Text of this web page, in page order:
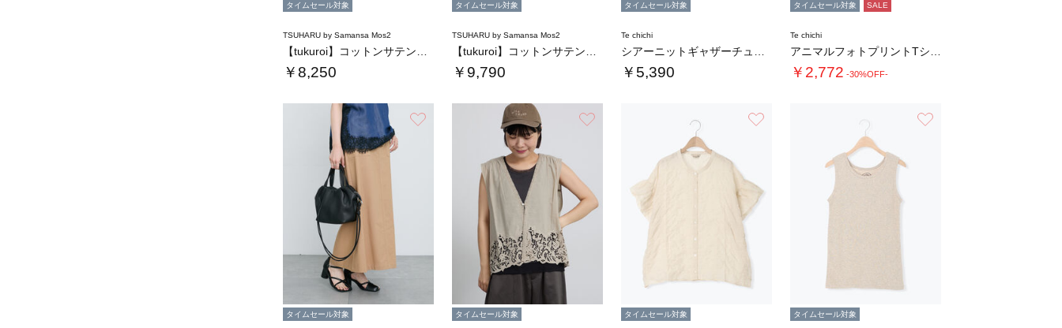
タイムセール対象
TSUHARU by Samansa Mos2
￥8,250
タイムセール対象
TSUHARU by Samansa Mos2
￥9,790
タイムセール対象
Te chichi
￥5,390
タイムセール対象 SALE
Te chichi
￥2,772 -30%OFF-
タイムセール対象 タイムセール対象 タイムセール対象 タイムセール対象